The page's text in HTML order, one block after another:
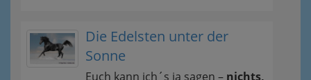
Die Edelsten unter der
Sonne
Euch kann ich´s ja sagen – nichts,